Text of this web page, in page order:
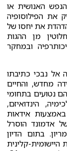
האנושית או
את הפילוסופיה
את יחסו של
מן ההגות
ובמחקר
אל נבכי כתיבתו
מחדש, והחיים
נטועים בתחומי
הינדואיזם,
אידאות
אדמונד הוסרל
בתום הדיון
קלינית